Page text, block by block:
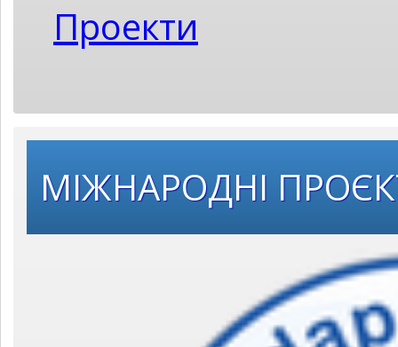
Проекти
МІЖНАРОДНІ